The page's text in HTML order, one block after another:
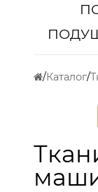
Каталог